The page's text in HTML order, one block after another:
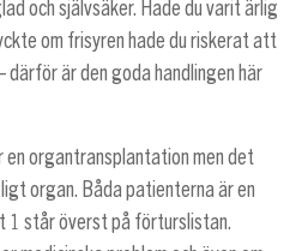
och självsäker. Hade du varit ärlig
om frisyren hade du riskerat att
därför är den goda handlingen här
en organtransplantation men det
organ. Båda patienterna är en
1 står överst på förturslistan.